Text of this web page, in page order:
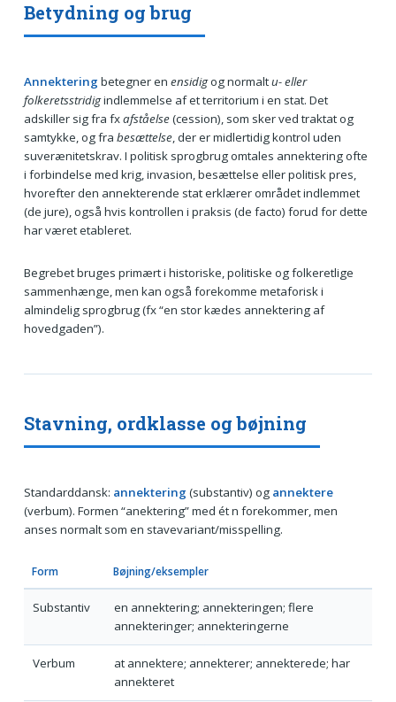
Betydning og brug
Annektering betegner en ensidigog normaltu- eller
folkeretsstridigindlemmelse af et territorium i en stat. Det
adskiller sig fra fxafståelse(cession), som sker ved traktat og
samtykke, og fra besættelse, der er midlertidig kontrol uden
suverænitetskrav. I politisk sprogbrug omtales annektering ofte
i forbindelse med krig, invasion, besættelse eller politisk pres,
hvorefter den annekterende stat erklærer området indlemmet
(de jure), også hvis kontrollen i praksis (de facto) forud for dette
har været etableret.
Begrebet bruges primært i historiske, politiske og folkeretlige
sammenhænge, men kan også forekomme metaforisk i
almindelig sprogbrug (fx “en stor kædes annektering af
hovedgaden”).
Stavning, ordklasse og bøjning
Standarddansk: annektering (substantiv) og annektere
(verbum). Formen “anektering” med ét n forekommer, men
anses normalt som en stavevariant/misspelling.
Form Bøjning/eksempler
Substantiv
en annektering; annekteringen; flere
annekteringer; annekteringerne
Verbum
at annektere; annekterer; annekterede; har
annekteret